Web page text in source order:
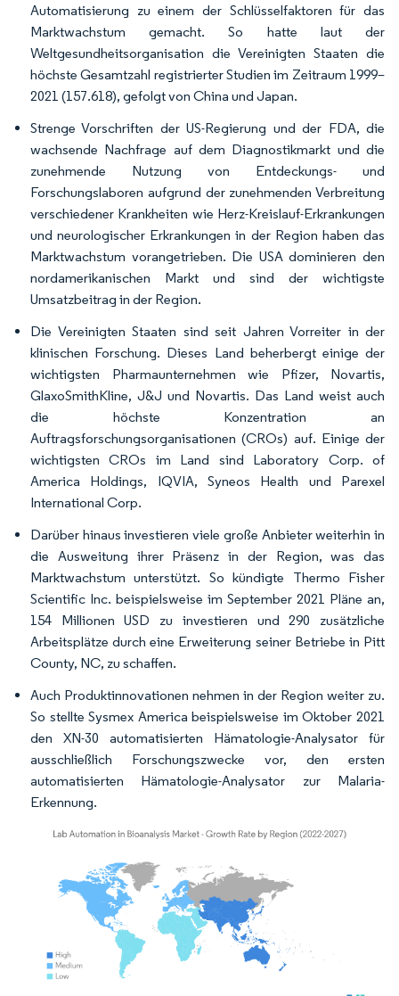
Automatisierung zu einem der Schlüsselfaktoren für das
Marktwachstum gemacht. So hatte laut der
Weltgesundheitsorganisation die Vereinigten Staaten die
höchste Gesamtzahl registrierter Studien im Zeitraum 1999–
2021 (157.618), gefolgt von China und Japan.
Strenge Vorschriften der US-Regierung und der FDA, die
wachsende Nachfrage auf dem Diagnostikmarkt und die
zunehmende Nutzung von Entdeckungs- und
Forschungslaboren aufgrund der zunehmenden Verbreitung
verschiedener Krankheiten wie Herz-Kreislauf-Erkrankungen
und neurologischer Erkrankungen in der Region haben das
Marktwachstum vorangetrieben. Die USA dominieren den
nordamerikanischen Markt und sind der wichtigste
Umsatzbeitrag in der Region.
Die Vereinigten Staaten sind seit Jahren Vorreiter in der
klinischen Forschung. Dieses Land beherbergt einige der
wichtigsten Pharmaunternehmen wie Pfizer, Novartis,
GlaxoSmithKline, J&J und Novartis. Das Land weist auch
die höchste Konzentration an
Auftragsforschungsorganisationen (CROs) auf. Einige der
wichtigsten CROs im Land sind Laboratory Corp. of
America Holdings, IQVIA, Syneos Health und Parexel
International Corp.
Darüber hinaus investieren viele große Anbieter weiterhin in
die Ausweitung ihrer Präsenz in der Region, was das
Marktwachstum unterstützt. So kündigte Thermo Fisher
Scientific Inc. beispielsweise im September 2021 Pläne an,
154 Millionen USD zu investieren und 290 zusätzliche
Arbeitsplätze durch eine Erweiterung seiner Betriebe in Pitt
County, NC, zu schaffen.
Auch Produktinnovationen nehmen in der Region weiter zu.
So stellte Sysmex America beispielsweise im Oktober 2021
den XN-30 automatisierten Hämatologie-Analysator für
ausschließlich Forschungszwecke vor, den ersten
automatisierten Hämatologie-Analysator zur Malaria-
Erkennung.